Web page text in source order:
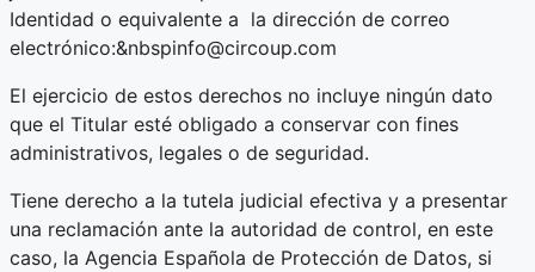
Identidad o equivalente a la dirección de correo
electrónico:&nbspinfo@circoup.com
El ejercicio de estos derechos no incluye ningún dato
que el Titular esté obligado a conservar con fines
administrativos, legales o de seguridad.
Tiene derecho a la tutela judicial efectiva y a presentar
una reclamación ante la autoridad de control, en este
caso, la Agencia Española de Protección de Datos, si